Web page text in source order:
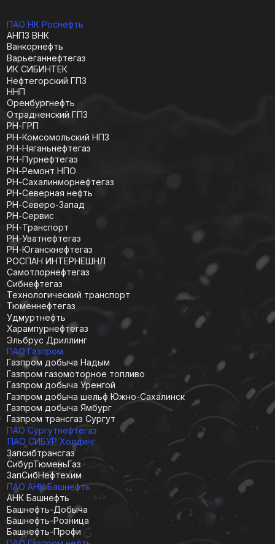
ПАО АНК Башнефть
АНК Башнефть
Башнефть-Добыча
Башнефть-Розница
Башнефть-Профи
ПАО Газпром нефть
Газпромнефть Бизнес-сервис
Газпромнефть Энергосистемы
Газпромнефть-Автоматизация
Газпромнефть-Восток
Газпромнефть-Заполярье
Газпромнефть-Логистика
Газпромнефть-ОНПЗ
Газпромнефть-Оренбург
Газпромнефть-Развитие
Газпромнефть-Хантос
Газпромнефть-Ямал
Газпромнефть-ГЕО
НТЦ НИС-Нафтагаз г. Нови Сад
Инженерно-технологический сервис
Меретояханефтегаз
Мессояханефтегаз
Первичные профсоюзные организации
ОППО Газпром добыча Уренгой профсоюз
ППО Газпром добыча Надым профсоюз
ОППО ПАО Сургутнефтегаз
ОППО ООО РН-Юганскнефтегаз
ППО АО Оренбургнефть
ППО АО РОСПАН ИНТЕРНЕШНЛ
ОППО ООО РН-Транспорт
Заводы и фабрики
Фабрика Южуралкартон
Завод КПД
Группа СВЭЛ
Учреждения культуры
Дворец спорта Звёздный
ДК Машиностроитель
ДК Юбилейный
КСЦ Газодобытчик
МАУ МЦКП и ТР АРТ-Резиденция
МБУК Культурно-досуговый комплекс
НП Культурная инициатива
Университеты и Учебные центры
ФГАОУ ВО НиТПУ
ЦПК НК Роснефть НКИ
УЦ Нефтяник
ЦПО ПАО Сургутнефтегаз
ЗапСибНефтехим
СибурТюменьГаз
Запсибтрансгаз